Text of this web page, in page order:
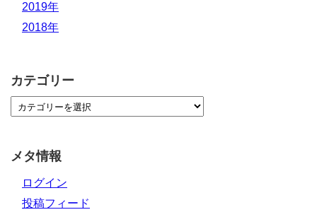
2019年
2018年
カテゴリー
メタ情報
ログイン
投稿フィード